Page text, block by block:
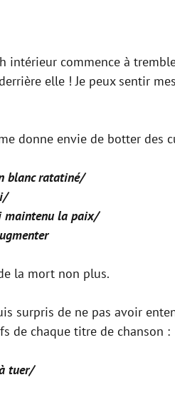
intérieur commence à
elle ! Je peux sentir
donne envie de botter des
blanc ratatiné/
maintenu la paix/
la mort non plus.
surpris de ne pas avoir
de chaque titre de chanson :
tuer/